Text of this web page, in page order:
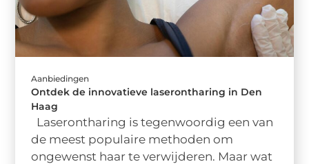
Aanbiedingen
Ontdek de innovatieve laserontharing in Den
Haag
Laserontharing is tegenwoordig een van
de meest populaire methoden om
ongewenst haar te verwijderen. Maar wat